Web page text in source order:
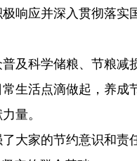
响应并深入贯彻落实
科学储粮、节粮减
生活点滴做起，养成
量。
家的节约意识和责